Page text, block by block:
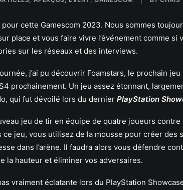
cette Gamescom 2023. Nous sommes
place et vous faire vivre l’événement comme si
sur les réseaux et des interviews.
j’ai pu découvrir Foamstars, le prochain
prochainement. Un jeu assez étonnant,
qui fut dévoilé lors du dernier PlayStation
jeu de tir en équipe de quatre joueurs
ce jeu, vous utilisez de la mousse pour créer
dans l’arène. Il faudra alors vous défendre
la hauteur et éliminer vos adversaires.
vraiment éclatante lors du PlayStation